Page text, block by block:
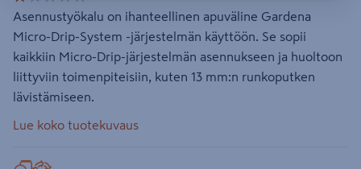
Asennustyökalu on ihanteellinen apuväline Gardena
Micro-Drip-System -järjestelmän käyttöön. Se sopii
kaikkiin Micro-Drip-järjestelmän asennukseen ja huoltoon
liittyviin toimenpiteisiin, kuten 13 mm:n runkoputken
lävistämiseen.
Lue koko tuotekuvaus